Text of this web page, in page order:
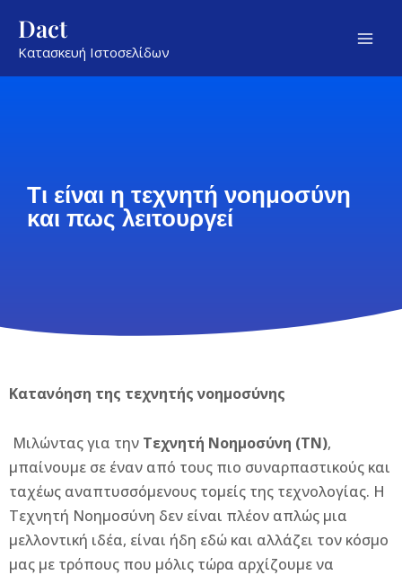
στο
περιεχόμενο
Dact
Κατασκευή Ιστοσελίδων
Τι είναι η τεχνητή νοημοσύνη
και πως λειτουργεί
Κατανόηση της τεχνητής νοημοσύνης
Μιλώντας για την Τεχνητή Νοημοσύνη (ΤΝ),
μπαίνουμε σε έναν από τους πιο συναρπαστικούς και
ταχέως αναπτυσσόμενους τομείς της τεχνολογίας. Η
Τεχνητή Νοημοσύνη δεν είναι πλέον απλώς μια
μελλοντική ιδέα, είναι ήδη εδώ και αλλάζει τον κόσμο
μας με τρόπους που μόλις τώρα αρχίζουμε να